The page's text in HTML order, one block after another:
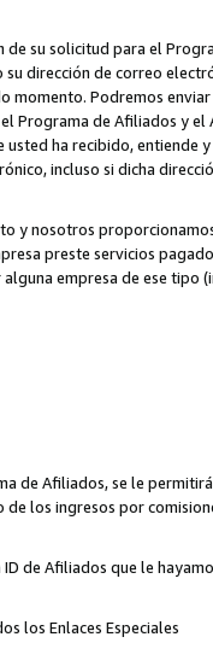
su solicitud para el
dirección de correo
momento. Podremos
Programa de Afiliados y
ha recibido, entiende
incluso si dicha
y nosotros
preste servicios
empresa de ese
de Afiliados, se le
de los ingresos por
de Afiliados que le
los Enlaces Especiales